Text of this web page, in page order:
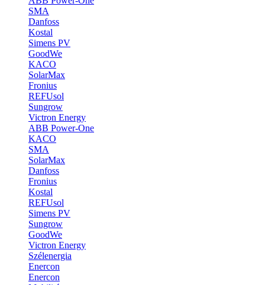
SMA
Danfoss
Kostal
Simens PV
GoodWe
KACO
SolarMax
Fronius
REFUsol
Sungrow
Victron Energy
ABB Power-One
KACO
SMA
SolarMax
Danfoss
Fronius
Kostal
REFUsol
Simens PV
Sungrow
GoodWe
Victron Energy
Szélenergia
Enercon
Enercon